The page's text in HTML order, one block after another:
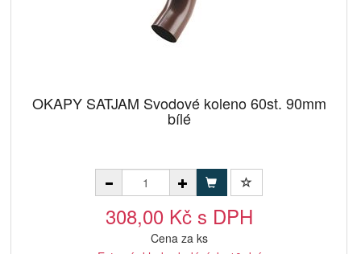
OKAPY SATJAM Svodové koleno 60st. 90mm
bílé
308,00 Kč s DPH
Cena za ks